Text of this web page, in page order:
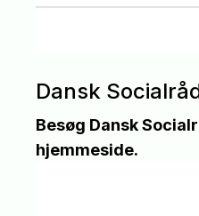
Dansk
Besøg Dansk
hjemmeside.